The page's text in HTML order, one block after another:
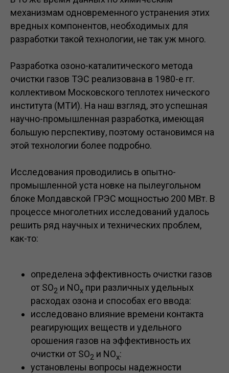
механизмам одновременного устранения этих
вредных компонентов, необходимых для
разработки такой технологии, не так уж много.
Разработка озоно-каталитического метода
очистки газов ТЭС реализована в 1980-е гг.
коллективом Московского теплотех нического
института (МТИ). На наш взгляд, это успешная
научно-промышленная разработка, имеющая
большую перспективу, поэтому остановимся на
этой технологии более подробно.
Исследования проводились в опытно-
промышленной уста новке на пылеугольном
блоке Молдавской ГРЭС мощностью 200 МВт. В
процессе многолетних исследований удалось
решить ряд научных и технических проблем,
как-то:
определена эффективность очистки газов
от SO2 и NOx при различных удельных
расходах озона и способах его ввода:
исследовано влияние времени контакта
реагирующих веществ и удельного
орошения газов на эффективность их
очистки от SO2 и NOx:
установлены вопросы надежности